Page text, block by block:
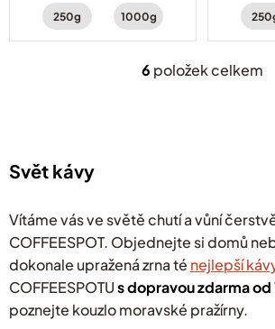
pomeranč a jemný
250g 1000g
O
p
r
v
k
y
v
ý
6 položek celkem
Svět kávy
Vítáme vás ve světě chutí a vůní
COFFEESPOT. Objednejte si domů
dokonale upražená zrna té nejlepší
COFFEESPOTUs dopravou zdarma od
poznejte kouzlo moravské pražírny.